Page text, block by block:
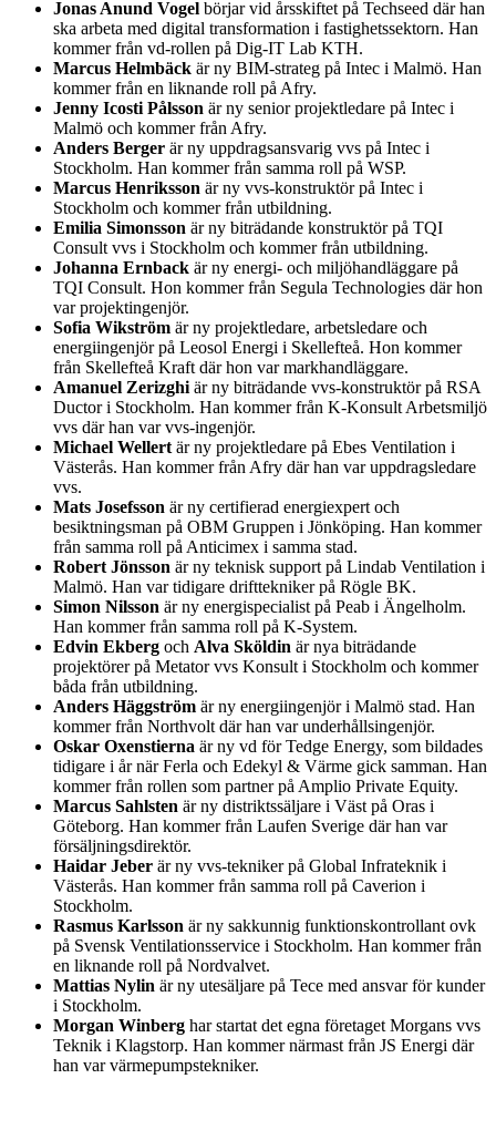
Jonas Anund Vogel börjar vid årsskiftet på Techseed där han
ska arbeta med digital transformation i fastighetssektorn. Han
kommer från vd-rollen på Dig-IT Lab KTH.
Marcus Helmbäck är ny BIM-strateg på Intec i Malmö. Han
kommer från en liknande roll på Afry.
Jenny Icosti Pålsson är ny senior projektledare på Intec i
Malmö och kommer från Afry.
Anders Berger är ny uppdragsansvarig vvs på Intec i
Stockholm. Han kommer från samma roll på WSP.
Marcus Henriksson är ny vvs-konstruktör på Intec i
Stockholm och kommer från utbildning.
Emilia Simonsson är ny biträdande konstruktör på TQI
Consult vvs i Stockholm och kommer från utbildning.
Johanna Ernback är ny energi- och miljöhandläggare på
TQI Consult. Hon kommer från Segula Technologies där hon
var projektingenjör.
Sofia Wikström är ny projektledare, arbetsledare och
energiingenjör på Leosol Energi i Skellefteå. Hon kommer
från Skellefteå Kraft där hon var markhandläggare.
Amanuel Zerizghi är ny biträdande vvs-konstruktör på RSA
Ductor i Stockholm. Han kommer från K-Konsult Arbetsmiljö
vvs där han var vvs-ingenjör.
Michael Wellert är ny projektledare på Ebes Ventilation i
Västerås. Han kommer från Afry där han var uppdragsledare
vvs.
Mats Josefsson är ny certifierad energiexpert och
besiktningsman på OBM Gruppen i Jönköping. Han kommer
från samma roll på Anticimex i samma stad.
Robert Jönsson är ny teknisk support på Lindab Ventilation i
Malmö. Han var tidigare drifttekniker på Rögle BK.
Simon Nilsson är ny energispecialist på Peab i Ängelholm.
Han kommer från samma roll på K-System.
Edvin Ekberg och Alva Sköldin är nya biträdande
projektörer på Metator vvs Konsult i Stockholm och kommer
båda från utbildning.
Anders Häggström är ny energiingenjör i Malmö stad. Han
kommer från Northvolt där han var underhållsingenjör.
Oskar Oxenstierna är ny vd för Tedge Energy, som bildades
tidigare i år när Ferla och Edekyl & Värme gick samman. Han
kommer från rollen som partner på Amplio Private Equity.
Marcus Sahlsten är ny distriktssäljare i Väst på Oras i
Göteborg. Han kommer från Laufen Sverige där han var
försäljningsdirektör.
Haidar Jeber är ny vvs-tekniker på Global Infrateknik i
Västerås. Han kommer från samma roll på Caverion i
Stockholm.
Rasmus Karlsson är ny sakkunnig funktionskontrollant ovk
på Svensk Ventilationsservice i Stockholm. Han kommer från
en liknande roll på Nordvalvet.
Mattias Nylin är ny utesäljare på Tece med ansvar för kunder
i Stockholm.
Morgan Winberg har startat det egna företaget Morgans vvs
Teknik i Klagstorp. Han kommer närmast från JS Energi där
han var värmepumpstekniker.